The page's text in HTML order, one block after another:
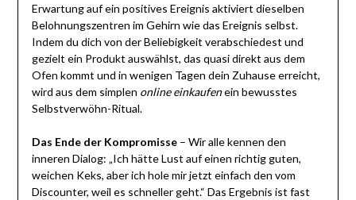
Erwartung auf ein positives Ereignis aktiviert dieselben
Belohnungszentren im Gehirn wie das Ereignis selbst.
Indem du dich von der Beliebigkeit verabschiedest und
gezielt ein Produkt auswählst, das quasi direkt aus dem
Ofen kommt und in wenigen Tagen dein Zuhause erreicht,
wird aus dem simplen online einkaufenein bewusstes
Selbstverwöhn-Ritual.
Das Ende der Kompromisse– Wir alle kennen den
inneren Dialog: „Ich hätte Lust auf einen richtig guten,
weichen Keks, aber ich hole mir jetzt einfach den vom
Discounter, weil es schneller geht.“ Das Ergebnis ist fast